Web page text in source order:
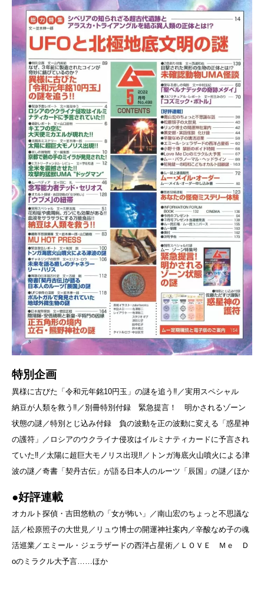
特別企画
異様に古びた「令和元年銘10円玉」の謎を追う‼／実用スペシャル
納豆が人類を救う‼／別冊特別付録 緊急提言！ 明かされるゾーン
状態の謎／特別とじ込み付録 負の波動を正の波動に変える「惑星神
の護符」／ロシアのウクライナ侵攻はイルミナティカードに予言され
ていた‼／太陽に超巨大モノリス出現‼／トンガ海底火山噴火による津
波の謎／奇書「契丹古伝」が語る日本人のルーツ「辰国」の謎／ほか
●好評連載
オカルト探偵・吉田悠軌の「女が怖い」／南山宏のちょっと不思議な
話／松原照子の大世見／リュウ博士の開運神社案内／辛酸なめ子の魂
活巡業／エミール・ジェラザードの西洋占星術／ＬＯＶＥ Ｍｅ Ｄ
oのミラクル大予言……ほか